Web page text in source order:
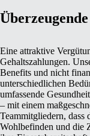
Eine attraktive
Gehaltszahlungen.
Benefits und nicht
unterschiedlichen
umfassende
– mit einem
Teammitgliedern, dass
Wohlbefinden und die